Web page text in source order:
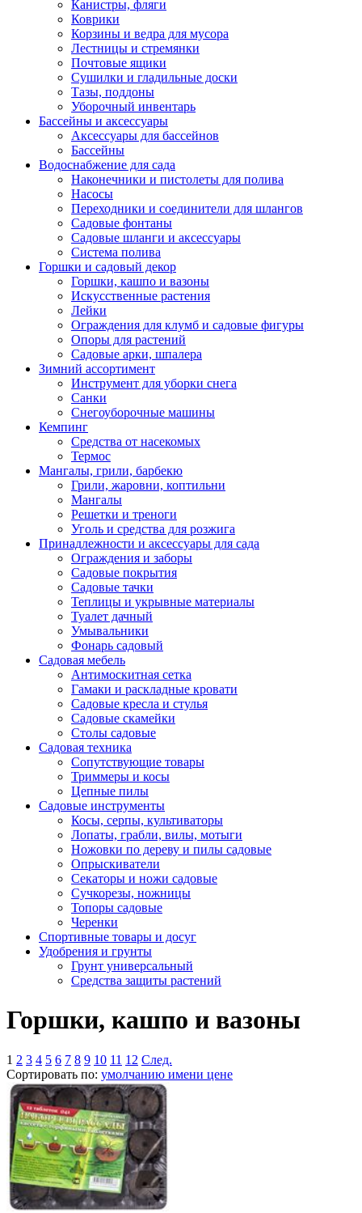
Канистры, фляги
Коврики
Корзины и ведра для мусора
Лестницы и стремянки
Почтовые ящики
Сушилки и гладильные доски
Тазы, поддоны
Уборочный инвентарь
Бассейны и аксессуары
Аксессуары для бассейнов
Бассейны
Водоснабжение для сада
Наконечники и пистолеты для полива
Насосы
Переходники и соединители для шлангов
Садовые фонтаны
Садовые шланги и аксессуары
Система полива
Горшки и садовый декор
Горшки, кашпо и вазоны
Искусственные растения
Лейки
Ограждения для клумб и садовые фигуры
Опоры для растений
Садовые арки, шпалера
Зимний ассортимент
Инструмент для уборки снега
Санки
Снегоуборочные машины
Кемпинг
Средства от насекомых
Термос
Мангалы, грили, барбекю
Грили, жаровни, коптильни
Мангалы
Решетки и треноги
Уголь и средства для розжига
Принадлежности и аксессуары для сада
Ограждения и заборы
Садовые покрытия
Садовые тачки
Теплицы и укрывные материалы
Туалет дачный
Умывальники
Фонарь садовый
Садовая мебель
Антимоскитная сетка
Гамаки и раскладные кровати
Садовые кресла и стулья
Садовые скамейки
Столы садовые
Садовая техника
Сопутствующие товары
Триммеры и косы
Цепные пилы
Садовые инструменты
Косы, серпы, культиваторы
Лопаты, грабли, вилы, мотыги
Ножовки по дереву и пилы садовые
Опрыскиватели
Секаторы и ножи садовые
Сучкорезы, ножницы
Топоры садовые
Черенки
Спортивные товары и досуг
Удобрения и грунты
Грунт универсальный
Средства защиты растений
Горшки, кашпо и вазоны
1 2 3 4 5 6 7 8 9 10 11 12 След.
Сортировать по: умолчанию имени цене